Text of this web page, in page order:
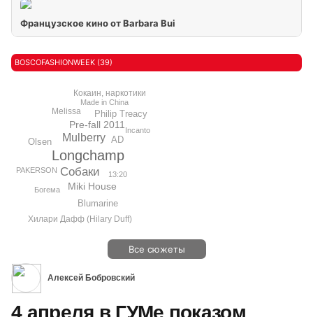
Французское кино от Barbara Bui
BOSCOFASHIONWEEK (39)
Longchamp
Собаки
Mulberry
Pre-fall 2011
Miki House
Blumarine
Philip Treacy
Olsen AD
Кокаин, наркотики
Melissa
Хилари Дафф (Hilary Duff)
13:20
PAKERSON
Богема
Incanto
Made in China
Все сюжеты
Алексей Бобровский
4 апреля в ГУМе показом